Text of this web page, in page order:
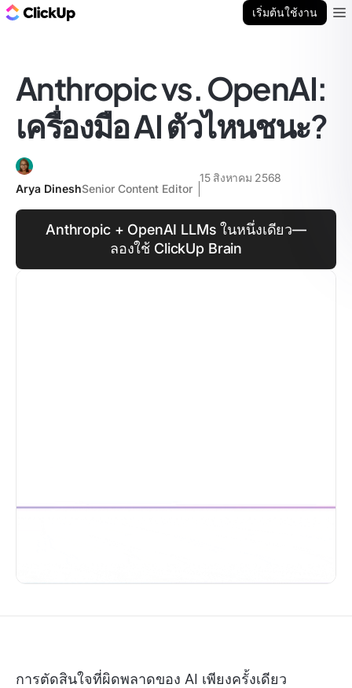
เริ่มต้นใช้งาน
Anthropic vs. OpenAI:
เครื่องมือ AI ตัวไหนชนะ?
Arya DineshSenior Content Editor
15 สิงหาคม 2568
Anthropic + OpenAI LLMs ในหนึ่งเดียว—
ลองใช้ ClickUp Brain
การตัดสินใจที่ผิดพลาดของ AI เพียงครั้งเดียว